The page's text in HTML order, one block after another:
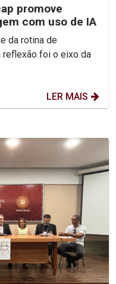
promove
com uso de IA
da rotina de
foi o eixo da
LER MAIS